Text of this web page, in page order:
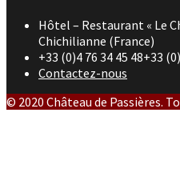
Hôtel – Restaurant « Le
Chichilianne (France)
+33 (0)4 76 34 45 48+33
Contactez-nous
© 2020 Château de Passières.